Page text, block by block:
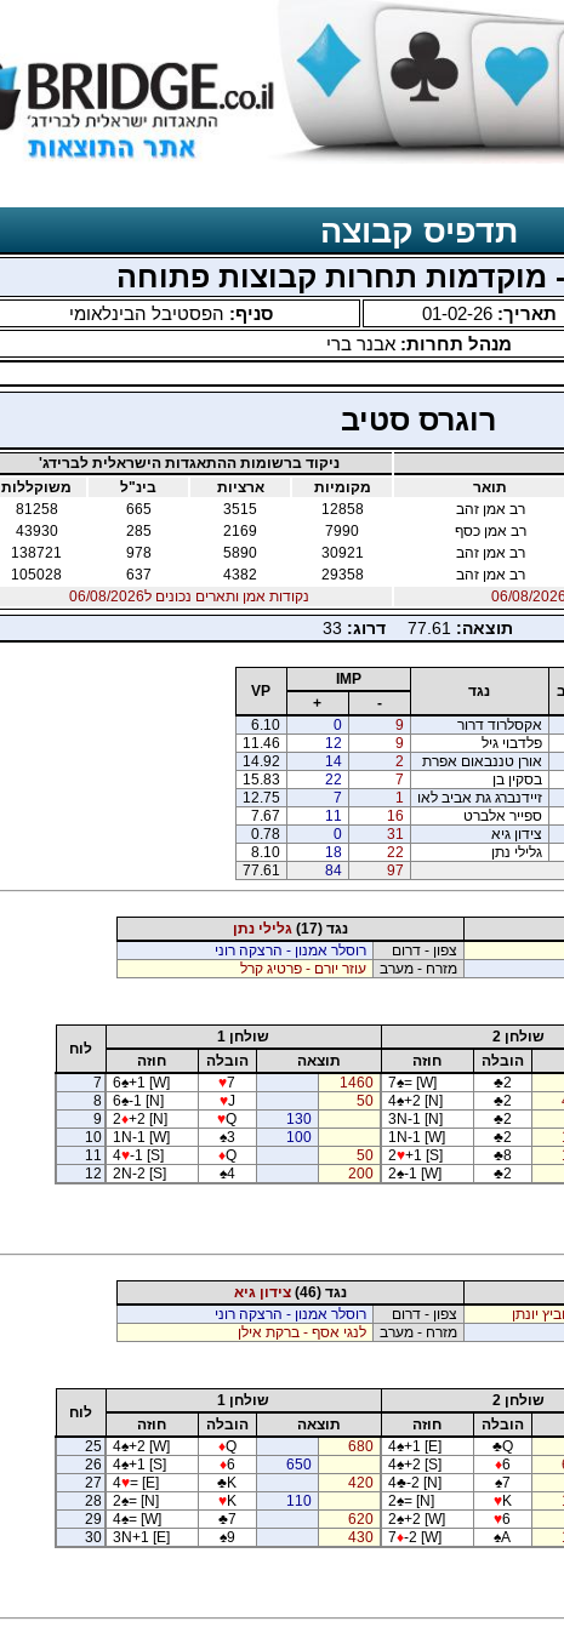
תדפיס קבוצה
תאריך: 01-02-26 סניף: הפסטיבל הבינלאומי
מנהל תחרות:אבנר ברי
רוגרס סטיב
ניקוד ברשומות ההתאגדות הישראלית לברידג'
תואר מקומיות ארציות בינ"ל
משוקללות
רב אמן זהב 12858
3515
665
81258
רב אמן כסף 7990
2169
285
43930
רב אמן זהב 30921
5890
978
138721
רב אמן זהב 29358
4382
637
105028
נקודות אמן ותארים נכונים ל06/08/2026
תוצאה: 77.61 דרוג: 33
נגד
IMP
VP
-
+
אקסלרוד דרור 9
0
6. 10
פלדבוי גיל 9
12
11. 46
אורן טננבאום אפרת 2
14
14. 92
בסקין בן 7
22
15. 83
זיידנברג גת אביב לאו 1
7
12. 75
ספייר אלברט 16
11
7. 67
צידון גיא 31
0
0. 78
גלילי נתן 22
18
8. 10
97
84
77.61
נגד (17)
גלילי נתן
צפון - דרום
רוסלר אמנון - הרצקה רוני
מזרח - מערב עוזר יורם - פרטיג קרל
שולחן 2 שולחן 1
לוח
הובלה חוזה תוצאה הובלה
חוזה
♣2
7♠= [W]
1460
♥7
6♠+1 [W]
7
♣2
4♠+2 [N]
50
♥J
6♠-1 [N]
8
♣2
3N-1 [N]
130
♥Q
2♦+2 [N]
9
♣2
1N-1 [W]
100
♠3
1N-1 [W]
10
♣8
2♥+1 [S]
50
♦Q
4♥-1 [S]
11
♣2
2♠-1 [W]
200
♠4
2N-2 [S]
12
נגד (46)
צידון גיא
יונתן
צפון - דרום
רוסלר אמנון - הרצקה רוני
מזרח - מערב לנגי אסף - ברקת אילן
שולחן 2 שולחן 1
לוח
הובלה חוזה תוצאה הובלה
חוזה
♣Q
4♠+1 [E]
680
♦Q
4♠+2 [W]
25
♦6
4♠+2 [S]
650
♦6
4♠+1 [S]
26
♠7
4♣-2 [N]
420
♣K
4♥= [E]
27
♥K
2♠= [N]
110
♥K
2♠= [N]
28
♥6
2♠+2 [W]
620
♣7
4♠= [W]
29
♠A
7♦-2 [W]
430
♠9
3N+1 [E]
30